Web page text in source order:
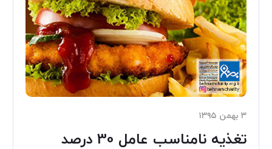
۳ بهمن ۱۳۹۵
تغذیه نامناسب عامل 30 درصد